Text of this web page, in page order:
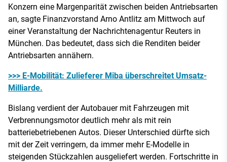
Konzern eine Margenparität zwischen beiden Antriebsarten
an, sagte Finanzvorstand Arno Antlitz am Mittwoch auf
einer Veranstaltung der Nachrichtenagentur Reuters in
München. Das bedeutet, dass sich die Renditen beider
Antriebsarten annähern.
>>> E-Mobilität: Zulieferer Miba überschreitet Umsatz-
Milliarde.
Bislang verdient der Autobauer mit Fahrzeugen mit
Verbrennungsmotor deutlich mehr als mit rein
batteriebetriebenen Autos. Dieser Unterschied dürfte sich
mit der Zeit verringern, da immer mehr E-Modelle in
steigenden Stückzahlen ausgeliefert werden. Fortschritte in